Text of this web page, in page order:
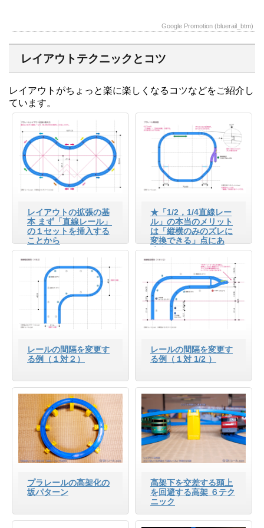
Google Promotion (bluerail_btm)
レイアウトテクニックとコツ
レイアウトがちょっと楽に楽しくなるコツなどをご紹介し
ています。
レイアウトの拡張の基
本 まず「直線レール」
の１セットを挿入する
ことから
★「1/2，1/4直線レー
ル」の本当のメリット
は「縦横のみのズレに
変換できる」点にあ
る！
レールの間隔を変更す
る例（１対２）
レールの間隔を変更す
る例（１対 1/2 ）
プラレールの高架化の
坂パターン
高架下を交差する頭上
を回避する高架 ６テク
ニック